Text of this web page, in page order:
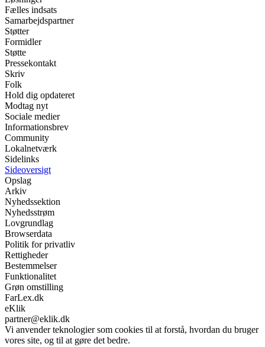
Fælles indsats
Samarbejdspartner
Støtter
Formidler
Støtte
Pressekontakt
Skriv
Folk
Hold dig opdateret
Modtag nyt
Sociale medier
Informationsbrev
Community
Lokalnetværk
Sidelinks
Sideoversigt
Opslag
Arkiv
Nyhedssektion
Nyhedsstrøm
Lovgrundlag
Browserdata
Politik for privatliv
Rettigheder
Bestemmelser
Funktionalitet
Grøn omstilling
FarLex.dk
eKlik
partner@eklik.dk
Vi anvender teknologier som cookies til at forstå, hvordan du bruger
vores site, og til at gøre det bedre.